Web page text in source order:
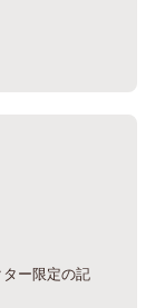
ー限定の記